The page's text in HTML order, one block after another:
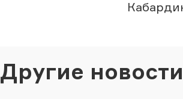
Другие новости